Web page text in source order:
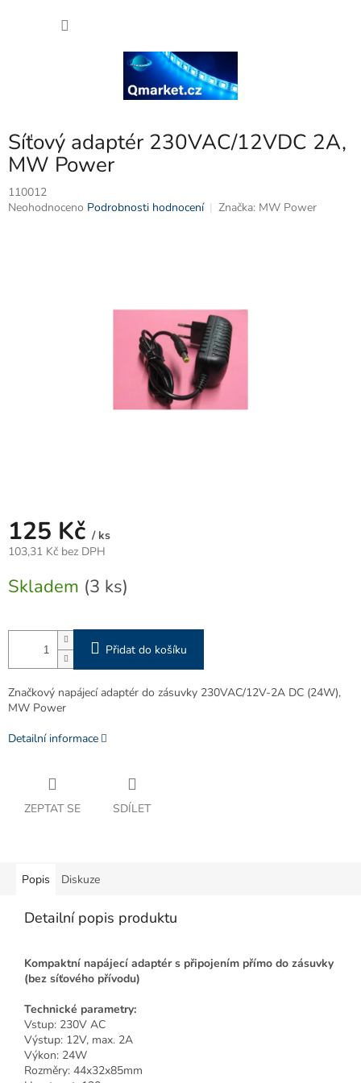
Síťový adaptér 230VAC/12VDC 2A,
MW Power
110012
Průměrné
Neohodnoceno Podrobnosti hodnocení Značka: MW Power
125 Kč / ks
103,31 Kč bez DPH
cena:
Skladem (3 ks)
Přidat do košíku
Značkový napájecí adaptér do zásuvky 230VAC/12V-2A DC (24W),
MW Power
Detailní informace
ZEPTAT SE SDÍLET
Popis Diskuze
Detailní popis produktu
Kompaktní napájecí adaptér s připojením přímo do zásuvky
(bez síťového přívodu)
Technické parametry:
Vstup: 230V AC
Výstup: 12V, max. 2A
Výkon: 24W
Rozměry: 44x32x85mm